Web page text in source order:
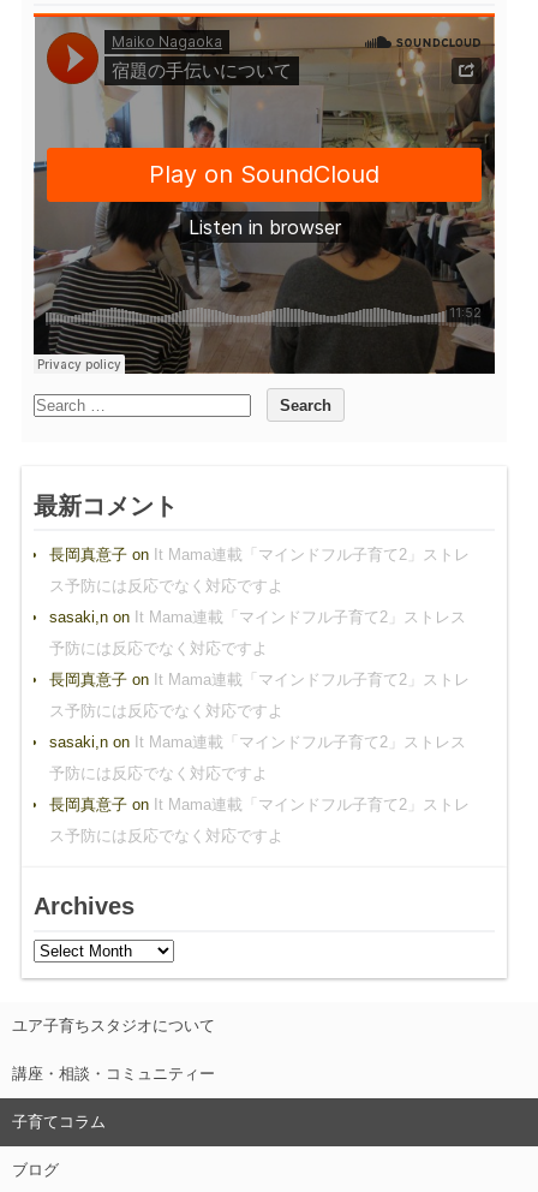
最新コメント
長岡真意子on It Mama連載「マインドフル子育て2」ストレ
ス予防には反応でなく対応ですよ
sasaki,non It Mama連載「マインドフル子育て2」ストレス
予防には反応でなく対応ですよ
長岡真意子on It Mama連載「マインドフル子育て2」ストレ
ス予防には反応でなく対応ですよ
sasaki,non It Mama連載「マインドフル子育て2」ストレス
予防には反応でなく対応ですよ
長岡真意子on It Mama連載「マインドフル子育て2」ストレ
ス予防には反応でなく対応ですよ
Archives
ユア子育ちスタジオについて
講座・相談・コミュニティー
子育てコラム
ブログ